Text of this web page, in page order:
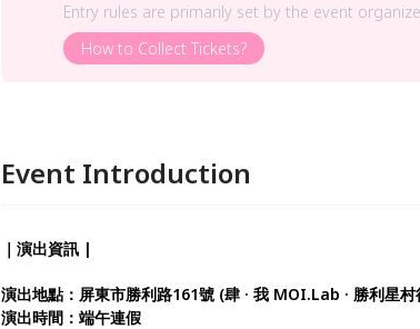
Entry rules are primarily set by the event
How to Collect Tickets?
Event Introduction
｜演出資訊 |
演出地點：屏東市勝利路161號 (肆 · 我 MOI.Lab · 勝利星
演出時間：端午連假